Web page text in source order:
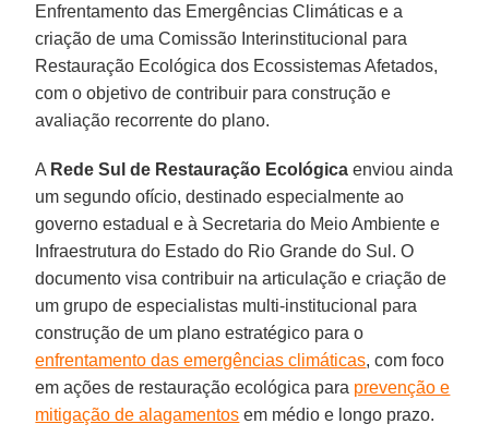
Enfrentamento das Emergências Climáticas e a
criação de uma Comissão Interinstitucional para
Restauração Ecológica dos Ecossistemas Afetados,
com o objetivo de contribuir para construção e
avaliação recorrente do plano.
A Rede Sul de Restauração Ecológica enviou ainda
um segundo ofício, destinado especialmente ao
governo estadual e à Secretaria do Meio Ambiente e
Infraestrutura do Estado do Rio Grande do Sul. O
documento visa contribuir na articulação e criação de
um grupo de especialistas multi-institucional para
construção de um plano estratégico para o
enfrentamento das emergências climáticas, com foco
em ações de restauração ecológica para prevenção e
mitigação de alagamentos em médio e longo prazo.